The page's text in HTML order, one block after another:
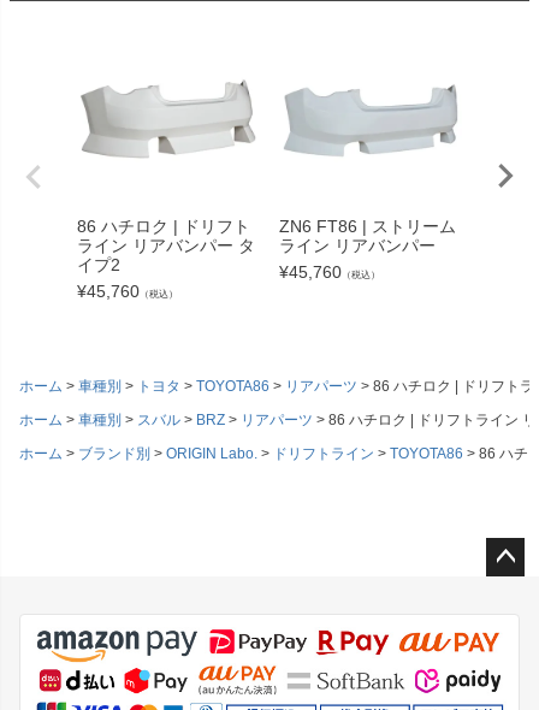
86 ハチロク | ドリフト
ライン リアバンパー タ
イプ2
¥45,760 （税込）
ZN6 FT86 | ストリーム
ライン リアバンパー
¥45,760 （税込）
ホーム 車種別 トヨタ TOYOTA86 リアパーツ
86 ハチロク | ドリフト
ホーム
車種別 スバル BRZ リアパーツ
86 ハチロク | ドリフトライン
ホーム
ブランド別 ORIGIN Labo. ドリフトライン TOYOTA86 86 ハチ
ジト
ップ
へ